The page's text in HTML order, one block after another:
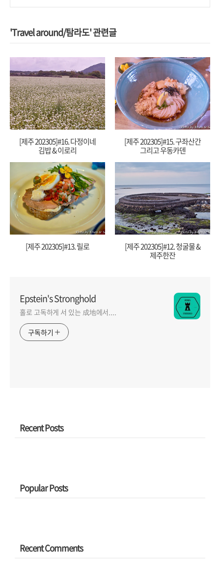
'Travel around/탐라도' 관련글
[제주 202305]#16. 다정이네
김밥 & 이로리
[제주 202305]#15. 구좌산간
그리고 우동카덴
[제주 202305]#13. 릴로
[제주 202305]#12. 청굴물 &
제주한잔
Epstein's Stronghold
홀로 고독하게 서 있는 成地에서....
구독하기
Recent Posts
Popular Posts
Recent Comments